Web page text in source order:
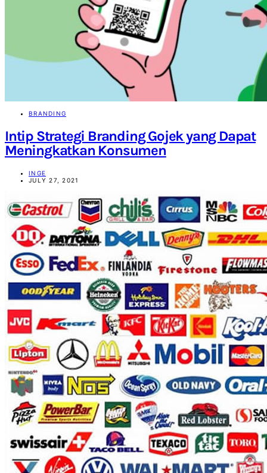
BRANDING
Intip Strategi Branding Gojek yang Dapat
Meningkatkan Konsumen
INGE
JULY 27, 2021